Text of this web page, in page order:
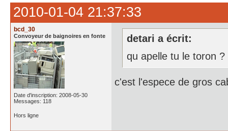
2010-01-04 21:37:33
bcd_30
Convoyeur de baignoires en fonte
Date d'inscription: 2008-05-30
Messages: 118
detari a écrit:
qu apelle tu le toron ?
c'est l'espece de gros
Hors ligne